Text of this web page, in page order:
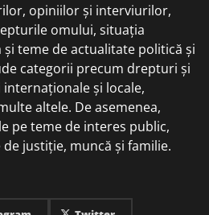
opiniilor și interviurilor,
omului, situația
teme de actualitate politică și
categorii precum drepturi și
și locale,
altele. De asemenea,
pe teme de interes public,
justiție, muncă și familie.